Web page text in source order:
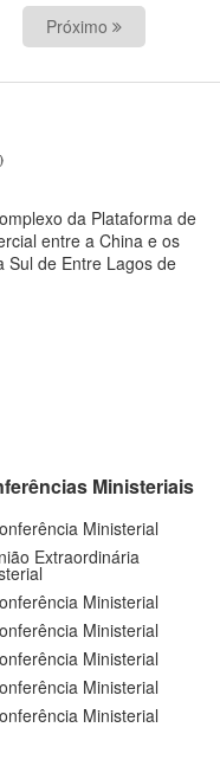
Próximo
da Plataforma de
entre a China e os
Sul de Entre Lagos de
Ministeriais
Ministerial
Extraordinária
Ministerial
Ministerial
Ministerial
Ministerial
Ministerial